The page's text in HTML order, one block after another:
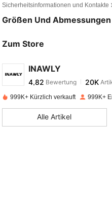
Sicherheitsinformationen und Kontakte
Größen Und Abmessungen
Zum Store
INAWLY
4,82
4,82Bewertung
m***6bezahltVor 1
999K+ Kürzlich verkauft 999K+
Alle Artikel